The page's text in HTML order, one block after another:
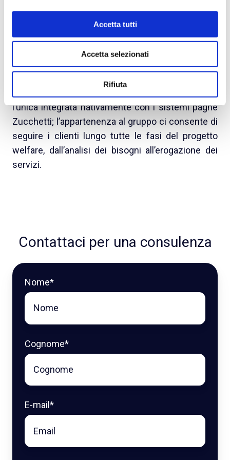
Accetta tutti
Accetta selezionati
Rifiuta
è un’azienda del
leader in Italia per la fornitura di software per il
l’unica integrata nativamente con i sistemi paghe
Zucchetti; l’appartenenza al gruppo ci consente di
seguire i clienti lungo tutte le fasi del progetto
welfare, dall’analisi dei bisogni all’erogazione dei
servizi.
Contattaci per una consulenza
Nome*
Cognome*
E-mail *